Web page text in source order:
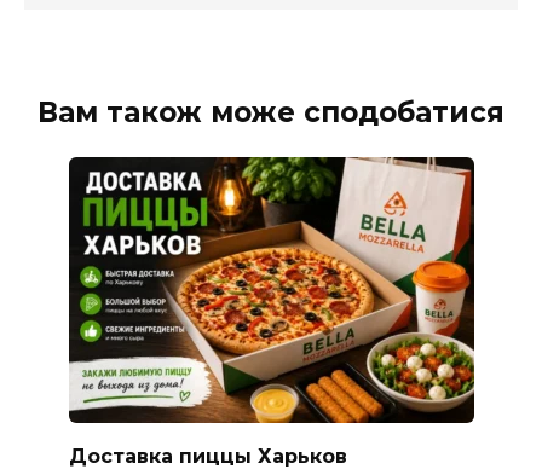
Вам також може сподобатися
Доставка пиццы Харьков